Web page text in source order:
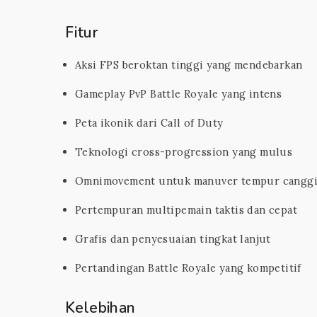
Fitur
Aksi FPS beroktan tinggi yang mendebarkan
Gameplay PvP Battle Royale yang intens
Peta ikonik dari Call of Duty
Teknologi cross-progression yang mulus
Omnimovement untuk manuver tempur
Pertempuran multipemain taktis dan cepat
Grafis dan penyesuaian tingkat lanjut
Pertandingan Battle Royale yang kompetitif
Kelebihan